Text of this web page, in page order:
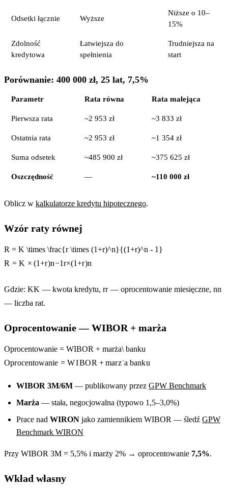
Odsetki łącznie Wyższe
Niższe o 10–
15%
Zdolność
kredytowa
Łatwiejsza do
spełnienia
Trudniejsza na
start
Porównanie: 400 000 zł, 25 lat, 7,5%
Parametr Rata równa Rata malejąca
Pierwsza rata ~2 953 zł ~3 833 zł
Ostatnia rata ~2 953 zł ~1 354 zł
Suma odsetek ~485 900 zł ~375 625 zł
Oszczędność — ~110 000 zł
Oblicz w kalkulatorze kredytu hipotecznego.
Wzór raty równej
R = K \times \frac{r \times (1+r)^n}{(1+r)^n - 1}
R = K × (1+r)n−1r×(1+r)n
Gdzie: KK — kwota kredytu,rr— oprocentowanie miesięczne, nn
— liczba rat.
Oprocentowanie — WIBOR + marża
Oprocentowanie = WIBOR + marża\ banku
Oprocentowanie = WIBOR + marz˙a banku
WIBOR 3M/6M — publikowany przez GPW Benchmark
Marża — stała, negocjowalna (typowo 1,5–3,0%)
Prace nad WIRON jako zamiennikiem WIBOR — śledź GPW
Benchmark WIRON
Przy WIBOR 3M = 5,5% i marży 2% → oprocentowanie 7,5%.
Wkład własny